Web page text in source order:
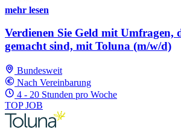
mehr lesen
Verdienen Sie Geld mit Umfragen,
gemacht sind, mit Toluna (m/w/d)
Bundesweit
Nach Vereinbarung
4 - 20 Stunden pro Woche
TOP JOB